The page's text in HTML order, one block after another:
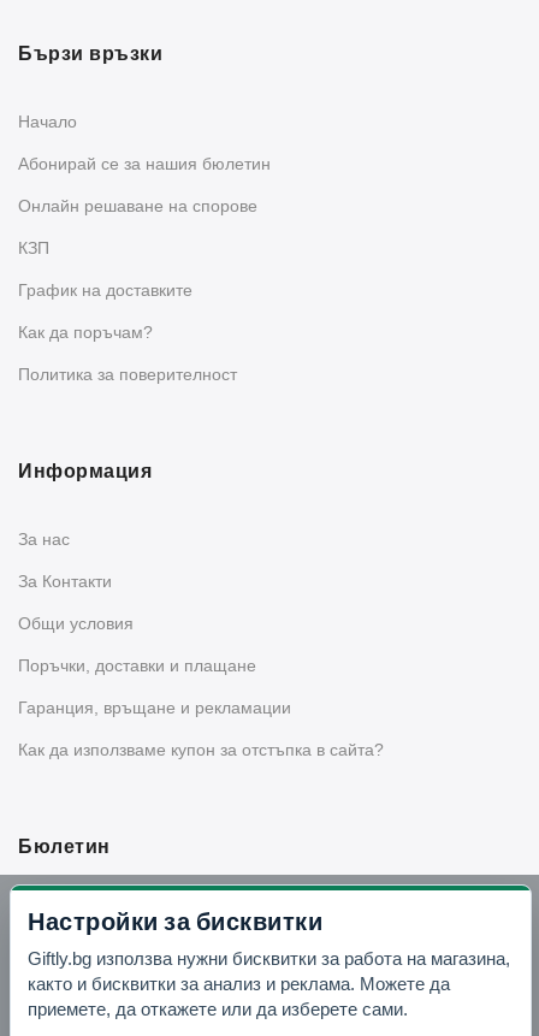
Бързи връзки
Начало
Абонирай се за нашия бюлетин
Oнлайн решаване на спорове
КЗП
График на доставките
Как да поръчам?
Политика за поверителност
Информация
За нас
За Контакти
Общи условия
Поръчки, доставки и плащане
Гаранция, връщане и рекламации
Как да използваме купон за отстъпка в сайта?
Бюлетин
Вземи -10% отстъпка в Telegram
Отвори Telegram
Настройки за бисквитки
Giftly.bg използва нужни бисквитки за работа на магазина,
както и бисквитки за анализ и реклама. Можете да
приемете, да откажете или да изберете сами.